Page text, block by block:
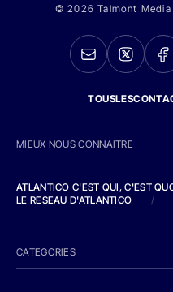
© 2026 Talmont
MIEUX NOUS CONNAITRE
ATLANTICO C'EST QUI, C'EST
LE RESEAU D'ATLANTICO
/
CATEGORIES